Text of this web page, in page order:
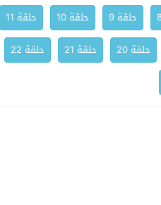
حلقة 9 حلقة 10 حلقة 11
حلقة 20 حلقة 21 حلقة 22